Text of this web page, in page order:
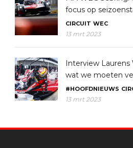
focus op
CIRCUIT WEC
13 mrt 2023
Interview Laurens
wat we moeten
#HOOFDNIEUWS
13 mrt 2023